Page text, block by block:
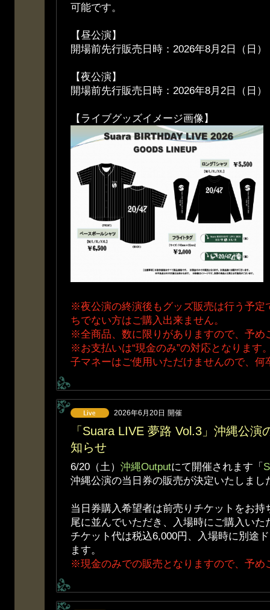
可能です。
【昼公演】
開場前先行販売日時：2026年8月2日（日
【夜公演】
開場前先行販売日時：2026年8月2日（日
【ライブグッズイメージ画像】
※夜公演の終演後もグッズ販売は行う予定
ちでない方はご購入出来ません。
※全商品、数に限りがありますので、予め
※お支払いは“現金のみ”の対応となります
子マネーはご使用いただけませんので、何
2026年6月20日 開催
「Suara LIVE 夢路 Vol.3」沖縄公演
知らせ
6/20（土） 沖縄Outputにて開催されます「
沖縄公演の当日券の販売が決定いたしまし
当日券購入希望者は前売りチケットをお持
尾に並んでいただき、入場時にご購入いた
チケット代は税込6,000円、入場時に別途
ます。
※現金のみでの販売となりますので、予め